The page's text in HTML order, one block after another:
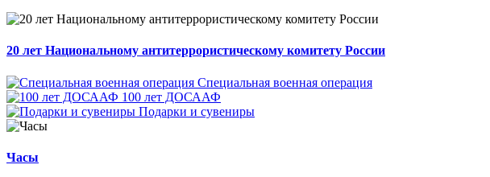
20 лет Национальному антитеррористическому комитету России
Специальная военная операция
100 лет ДОСААФ
Подарки и сувениры
Часы